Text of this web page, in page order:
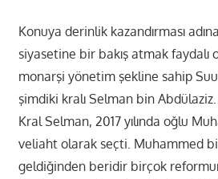
Konuya derinlik kazandırması
siyasetine bir bakış atmak faydalı
monarşi yönetim şekline sahip
şimdiki kralı Selman bin
Kral Selman, 2017 yılında oğlu
veliaht olarak seçti. Muhammed
geldiğinden beridir birçok